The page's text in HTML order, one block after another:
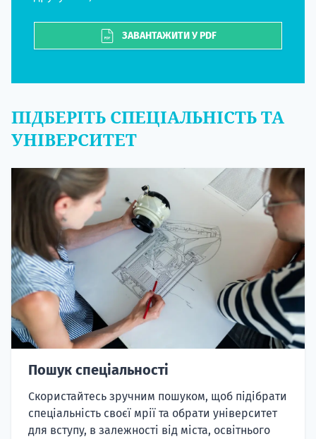
ЗАВАНТАЖИТИ У PDF
ПІДБЕРІТЬ СПЕЦІАЛЬНІСТЬ ТА
УНІВЕРСИТЕТ
Пошук спеціальності
Скористайтесь зручним пошуком, щоб підібрати
спеціальність своєї мрії та обрати університет
для вступу, в залежності від міста, освітнього